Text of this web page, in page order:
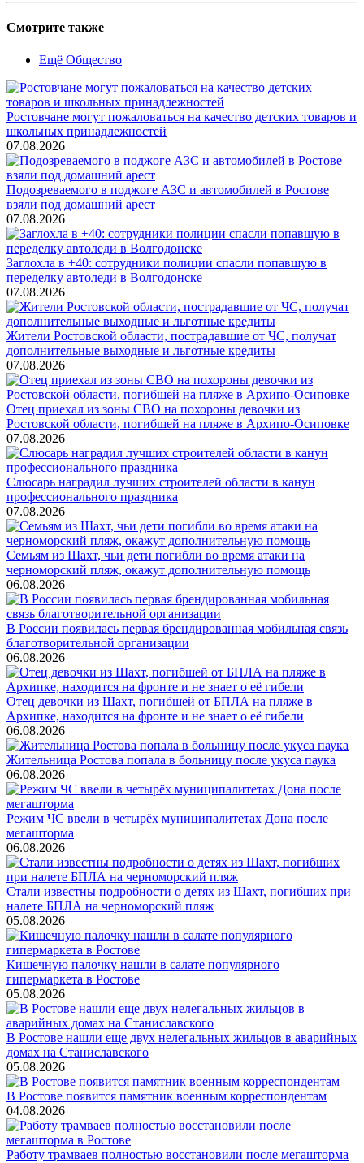
Смотрите также
Ещё Общество
Ростовчане могут пожаловаться на качество детских товаров и
школьных принадлежностей
07.08.2026
Подозреваемого в поджоге АЗС и автомобилей в Ростове
взяли под домашний арест
07.08.2026
Заглохла в +40: сотрудники полиции спасли попавшую в
переделку автоледи в Волгодонске
07.08.2026
Жители Ростовской области, пострадавшие от ЧС, получат
дополнительные выходные и льготные кредиты
07.08.2026
Отец приехал из зоны СВО на похороны девочки из
Ростовской области, погибшей на пляже в Архипо-Осиповке
07.08.2026
Слюсарь наградил лучших строителей области в канун
профессионального праздника
07.08.2026
Семьям из Шахт, чьи дети погибли во время атаки на
черноморский пляж, окажут дополнительную помощь
06.08.2026
В России появилась первая брендированная мобильная связь
благотворительной организации
06.08.2026
Отец девочки из Шахт, погибшей от БПЛА на пляже в
Архипке, находится на фронте и не знает о её гибели
06.08.2026
Жительница Ростова попала в больницу после укуса паука
06.08.2026
Режим ЧС ввели в четырёх муниципалитетах Дона после
мегашторма
06.08.2026
Стали известны подробности о детях из Шахт, погибших при
налете БПЛА на черноморский пляж
05.08.2026
Кишечную палочку нашли в салате популярного
гипермаркета в Ростове
05.08.2026
В Ростове нашли еще двух нелегальных жильцов в аварийных
домах на Станиславского
05.08.2026
В Ростове появится памятник военным корреспондентам
04.08.2026
Работу трамваев полностью восстановили после мегашторма